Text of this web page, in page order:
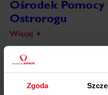
Zgoda
Ośrodek Pomocy
Ostrorogu
Więcej
18 CZERWCA, 2026
Wojewódzki
Specjalistyczny